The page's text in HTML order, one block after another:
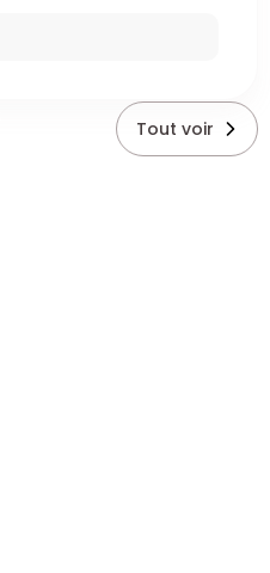
Tout voir